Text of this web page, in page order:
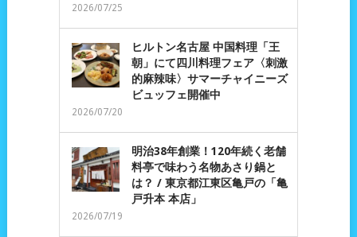
2026/07/25
ヒルトン名古屋 中国料理「王
朝」にて四川料理フェア〈刺激
的麻辣味〉サマーチャイニーズ
ビュッフェ開催中
2026/07/20
明治38年創業！120年続く老舗
料亭で味わう名物あさり鍋と
は？ / 東京都江東区亀戸の「亀
戸升本 本店」
2026/07/19